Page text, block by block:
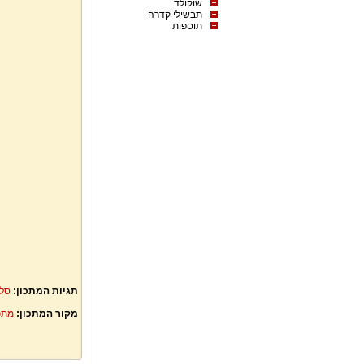
שוקולד
תבשילי קדרה
תוספות
תגיות המתכון:
מקור המתכון: